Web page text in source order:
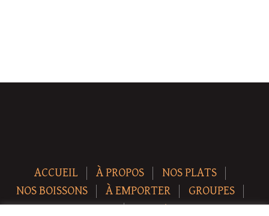
ACCUEIL À PROPOS
NOS PLATS
NOS BOISSONS
À EMPORTER
GROUPES
NEWS
CONTACT